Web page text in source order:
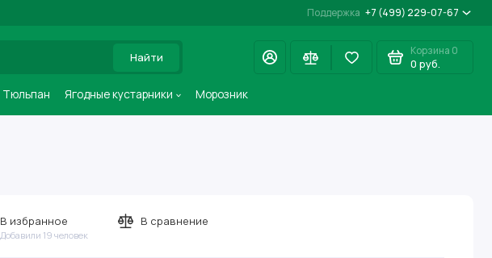
Поддержка +7 (499) 229-07-67
Найти Корзина 0
0 руб.
Тюльпан Ягодные кустарники Морозник
В избранное
Добавили 19 человек
В сравнение